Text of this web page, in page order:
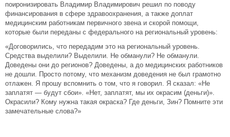
поиронизировать Владимир Владимирович решил по поводу
финансирования в сфере здравоохранения, а также доплат
медицинским работникам первичного звена и скорой помощи,
которые были переданы с федерального на региональный уровень:
«Договорились, что передадим это на региональный уровень.
Средства выделили? Выделили. Не обманули? Не обманули.
Доведены они до регионов? Доведены, а до медицинских работников
не дошли. Просто потому, что механизм доведения не был грамотно
отлажен. Я прошу вспомнить о том, что я говорил. Я сказал: «Не
заплатят — будут сбои». «Нет, заплатят, мы их окрасим (деньги)».
Окрасили? Кому нужна такая окраска? Где деньги, Зин? Помните эти
замечательные слова?»